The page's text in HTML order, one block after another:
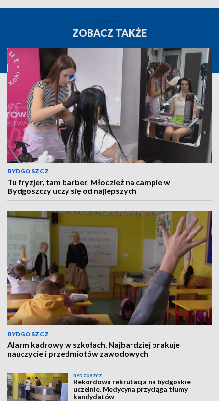
ZOBACZ TAKŻE
BYDGOSZCZ
Tu fryzjer, tam barber. Młodzież na campie w
Bydgoszczy uczy się od najlepszych
BYDGOSZCZ
Alarm kadrowy w szkołach. Najbardziej brakuje
nauczycieli przedmiotów zawodowych
BYDGOSZCZ
Rekordowa rekrutacja na bydgoskie
uczelnie. Medycyna przyciąga tłumy
kandydatów